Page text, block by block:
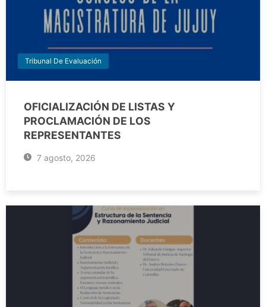
Tribunal De Evaluación
OFICIALIZACIÓN DE LISTAS Y
PROCLAMACIÓN DE LOS
REPRESENTANTES
7 agosto, 2026